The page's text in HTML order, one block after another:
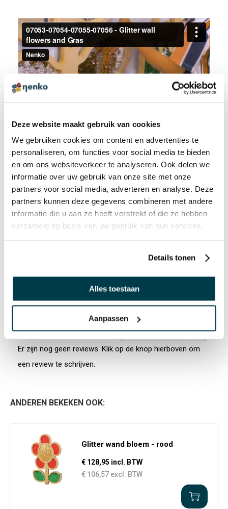
Deze website maakt gebruik van cookies
We gebruiken cookies om content en advertenties te
personaliseren, om functies voor social media te bieden
en om ons websiteverkeer te analyseren. Ook delen we
informatie over uw gebruik van onze site met onze
partners voor social media, adverteren en analyse. Deze
partners kunnen deze gegevens combineren met andere
informatie die u aan ze heeft verstrekt of die ze hebben
verzameld op basis van uw gebruik van hun services.
Details tonen
Alles toestaan
Aanpassen
PRODUCTREVIEWS SCHRIJF EEN REVIEW
Er zijn nog geen reviews. Klik op de knop hierboven om
een review te schrijven.
ANDEREN BEKEKEN OOK:
Glitter wand bloem - rood
€ 128,95 incl. BTW
€ 106,57 excl. BTW